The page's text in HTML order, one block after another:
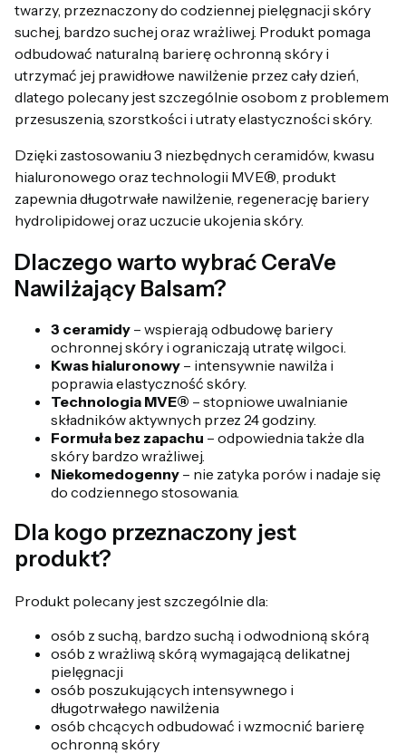
twarzy, przeznaczony do codziennej pielęgnacji skóry
suchej, bardzo suchej oraz wrażliwej. Produkt pomaga
odbudować naturalną barierę ochronną skóry i
utrzymać jej prawidłowe nawilżenie przez cały dzień,
dlatego polecany jest szczególnie osobom z problemem
przesuszenia, szorstkości i utraty elastyczności skóry.
Dzięki zastosowaniu 3 niezbędnych ceramidów, kwasu
hialuronowego oraz technologii MVE®, produkt
zapewnia długotrwałe nawilżenie, regenerację bariery
hydrolipidowej oraz uczucie ukojenia skóry.
Dlaczego warto wybrać CeraVe
Nawilżający Balsam?
3 ceramidy – wspierają odbudowę bariery
ochronnej skóry i ograniczają utratę wilgoci.
Kwas hialuronowy – intensywnie nawilża i
poprawia elastyczność skóry.
Technologia MVE® – stopniowe uwalnianie
składników aktywnych przez 24 godziny.
Formuła bez zapachu – odpowiednia także dla
skóry bardzo wrażliwej.
Niekomedogenny – nie zatyka porów i nadaje się
do codziennego stosowania.
Dla kogo przeznaczony jest
produkt?
Produkt polecany jest szczególnie dla:
osób z suchą, bardzo suchą i odwodnioną skórą
osób z wrażliwą skórą wymagającą delikatnej
pielęgnacji
osób poszukujących intensywnego i
długotrwałego nawilżenia
osób chcących odbudować i wzmocnić barierę
ochronną skóry